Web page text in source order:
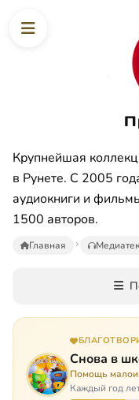
Крупнейшая
в Рунете. С 2005
аудиокниги и
1500 авторов.
Главная
Снова в
Помощь
Каждый год